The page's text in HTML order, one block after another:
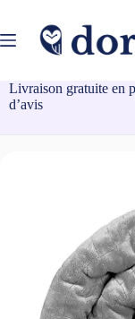
contenu
Livraison gratuite en
d’avis